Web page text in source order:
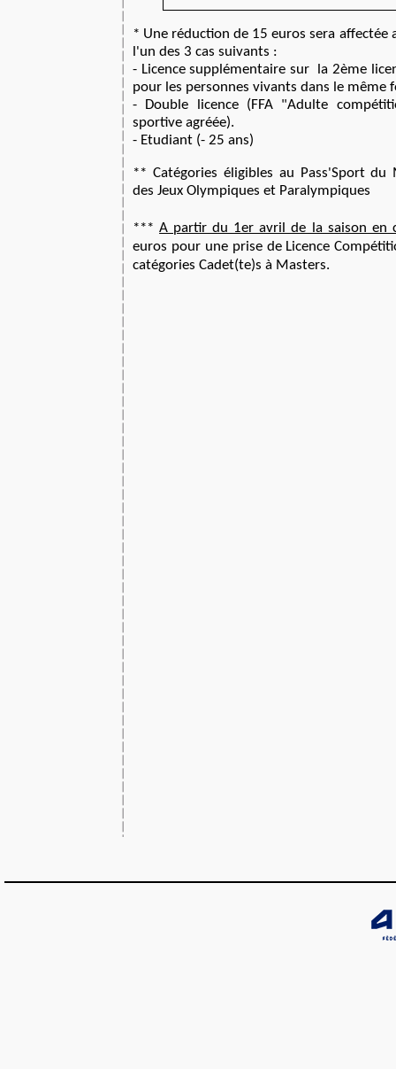
* Une réduction de 15 euros sera affectée
l'un des 3 cas suivants :
- Licence supplémentaire sur la 2ème
pour les personnes vivants dans le même
- Double licence (FFA "Adulte
sportive agréée).
- Etudiant (- 25 ans)
** Catégories éligibles au Pass'Sport
des Jeux Olympiques et Paralympiques
***A partir du 1er avril de la saison en
euros pour une prise de Licence
catégories Cadet(te)s à Masters.